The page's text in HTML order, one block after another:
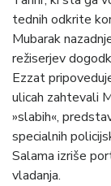
tednih odkrite
Mubarak
režiserjev
Ezzat
ulicah zahtevali
»slabih«,
specialnih
Salama izriše
vladanja.